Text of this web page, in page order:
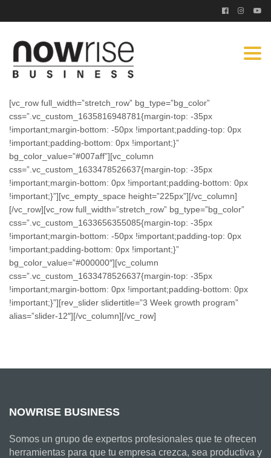
[vc_row full_width=”stretch_row” bg_type=”bg_color”
css=”.vc_custom_1635816948781{margin-top: -35px
!important;margin-bottom: -50px !important;padding-top: 0px
!important;padding-bottom: 0px !important;}”
bg_color_value=”#007aff”][vc_column
css=”.vc_custom_1633478526637{margin-top: -35px
!important;margin-bottom: 0px !important;padding-bottom: 0px
!important;}”][vc_empty_space height=”225px”][/vc_column]
[/vc_row][vc_row full_width=”stretch_row” bg_type=”bg_color”
css=”.vc_custom_1633656355085{margin-top: -35px
!important;margin-bottom: -50px !important;padding-top: 0px
!important;padding-bottom: 0px !important;}”
bg_color_value=”#000000″][vc_column
css=”.vc_custom_1633478526637{margin-top: -35px
!important;margin-bottom: 0px !important;padding-bottom: 0px
!important;}”][rev_slider slidertitle=”3 Week growth program”
alias=”slider-12″][/vc_column][/vc_row]
NOWRISE BUSINESS
Somos un grupo de expertos profesionales que te ofrecen
herramientas para que tu empresa crezca, sea productiva y